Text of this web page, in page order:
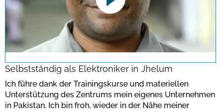
This link opens a YouTube video. Please
note the data protection regulations valid
Bestätigen
Selbstständig als Elektroniker in Jhelum
Ich führe dank der Trainingskurse und materiellen
Unterstützung des Zentrums mein eigenes Unternehmen
in Pakistan. Ich bin froh, wieder in der Nähe meiner